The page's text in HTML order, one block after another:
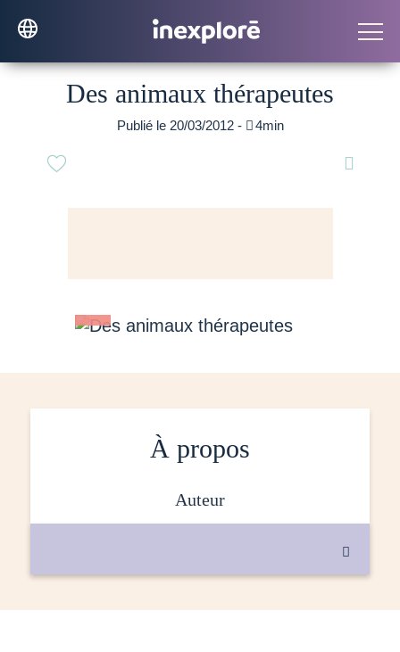
Des animaux thérapeutes
Publié le 20/03/2012 - 4min

À propos
auteur
